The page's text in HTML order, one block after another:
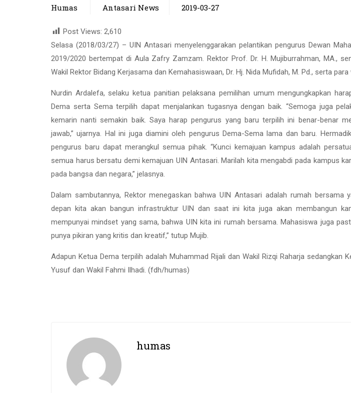
Humas Antasari News 2019-03-27
Post Views: 2,610
Selasa (2018/03/27) – UIN Antasari menyelenggarakan pelantikan pengurus Dewan
2019/2020 bertempat di Aula Zafry Zamzam. Rektor Prof. Dr. H. Mujiburrahman, MA.,
Wakil Rektor Bidang Kerjasama dan Kemahasiswaan, Dr. Hj. Nida Mufidah, M. Pd., serta
Nurdin Ardalefa, selaku ketua panitian pelaksana pemilihan umum mengungkapkan
Dema serta Sema terpilih dapat menjalankan tugasnya dengan baik. “Semoga juga
kemarin nanti semakin baik. Saya harap pengurus yang baru terpilih ini benar-benar
jawab,” ujarnya. Hal ini juga diamini oleh pengurus Dema-Sema lama dan baru.
pengurus baru dapat merangkul semua pihak. “Kunci kemajuan kampus adalah
semua harus bersatu demi kemajuan UIN Antasari. Marilah kita mengabdi pada kampus
pada bangsa dan negara,” jelasnya.
Dalam sambutannya, Rektor menegaskan bahwa UIN Antasari adalah rumah bersama
depan kita akan bangun infrastruktur UIN dan saat ini kita juga akan membangun
mempunyai mindset yang sama, bahwa UIN kita ini rumah bersama. Mahasiswa juga
punya pikiran yang kritis dan kreatif,” tutup Mujib.
Adapun Ketua Dema terpilih adalah Muhammad Rijali dan Wakil Rizqi Raharja sedangkan
Yusuf dan Wakil Fahmi Ilhadi. (fdh/humas)
humas